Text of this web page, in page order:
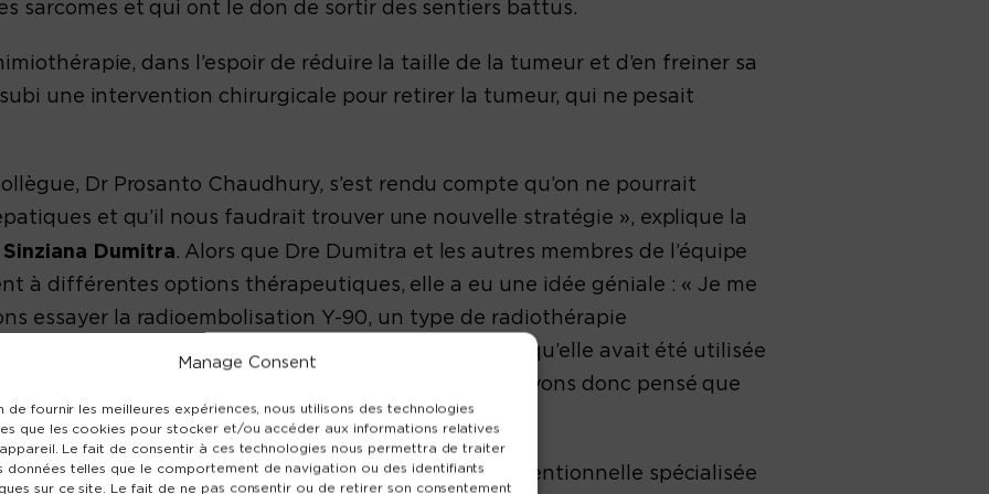
Manage Consent
de fournir les meilleures expériences, nous utilisons des technologies
que les cookies pour stocker et/ou accéder aux informations relatives
Le fait de consentir à ces technologies nous permettra de traiter
données telles que le comportement de navigation ou des identifiants
sur ce site. Le fait de ne pas consentir ou de retirer son consentement
sarcomes et qui ont le don de sortir des sentiers battus.
dans l’espoir de réduire la taille de la tumeur et d’en freiner sa
une intervention chirurgicale pour retirer la tumeur, qui ne pesait
Dr Prosanto Chaudhury, s’est rendu compte qu’on ne pourrait
et qu’il nous faudrait trouver une nouvelle stratégie », explique la
Sinziana Dumitra. Alors que Dre Dumitra et les autres membres de l’équipe
à différentes options thérapeutiques, elle a eu une idée géniale : « Je me
essayer la radioembolisation Y-90, un type de radiothérapie
du foie avancé », explique-t-elle. « Je savais qu’elle avait été utilisée
de cancer qui s’étaient propagés au foie, nous avons donc pensé que
»
collègue, Dre Tatiana Cabrera, une radiologue interventionnelle spécialisée